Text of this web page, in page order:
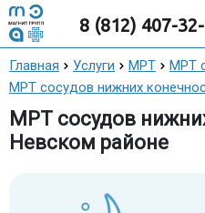
8 (812) 407-
Главная Услуги МРТ
МРТ
МРТ сосудов нижних
МРТ сосудов
Невском районе